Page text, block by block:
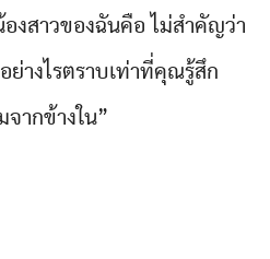
งสาวของฉันคือ ไม่สำคัญว่า
างไรตราบเท่าที่คุณรู้สึก
จากข้างใน”